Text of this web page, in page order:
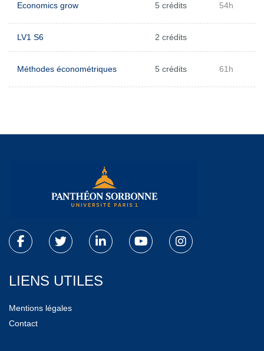
Economics grow 5 crédits 54h
LV1 S6 2 crédits
Méthodes économétriques 5 crédits 61h
LIENS UTILES
Mentions légales
Contact